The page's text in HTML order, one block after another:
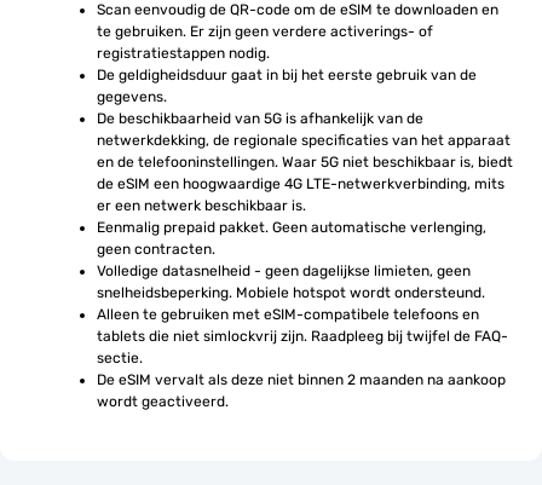
Scan eenvoudig de QR-code om de eSIM te downloaden en
te gebruiken. Er zijn geen verdere activerings- of
registratiestappen nodig.
De geldigheidsduur gaat in bij het eerste gebruik van de
gegevens.
De beschikbaarheid van 5G is afhankelijk van de
netwerkdekking, de regionale specificaties van het apparaat
en de telefooninstellingen. Waar 5G niet beschikbaar is, biedt
de eSIM een hoogwaardige 4G LTE-netwerkverbinding, mits
er een netwerk beschikbaar is.
Eenmalig prepaid pakket. Geen automatische verlenging,
geen contracten.
Volledige datasnelheid - geen dagelijkse limieten, geen
snelheidsbeperking. Mobiele hotspot wordt ondersteund.
Alleen te gebruiken met eSIM-compatibele telefoons en
tablets die niet simlockvrij zijn. Raadpleeg bij twijfel de FAQ-
sectie.
De eSIM vervalt als deze niet binnen 2 maanden na aankoop
wordt geactiveerd.